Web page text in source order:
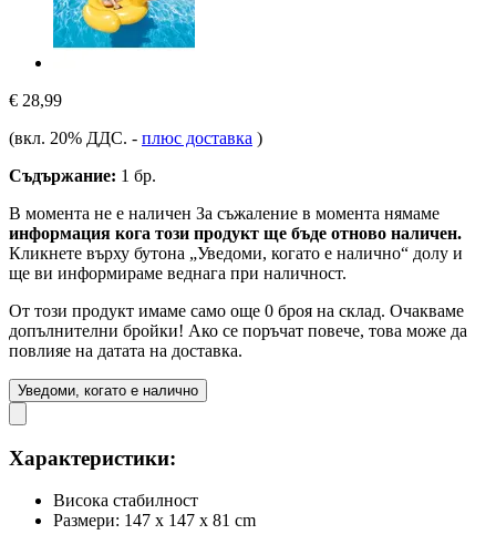
€ 28,99
(вкл. 20% ДДС. - плюс доставка )
Съдържание: 1 бр.
В момента не е наличен За съжаление в момента нямаме
информация кога този продукт ще бъде отново наличен.
Кликнете върху бутона „Уведоми, когато е налично“ долу и
ще ви информираме веднага при наличност.
От този продукт имаме само още 0 броя на склад. Очакваме
допълнителни бройки! Ако се поръчат повече, това може да
повлияе на датата на доставка.
Уведоми, когато е налично
Характеристики:
Висока стабилност
Размери: 147 x 147 x 81 cm